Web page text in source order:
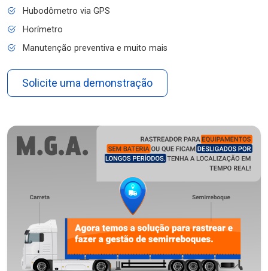
Hubodômetro via GPS
Horímetro
Manutenção preventiva e muito mais
Solicite uma demonstração